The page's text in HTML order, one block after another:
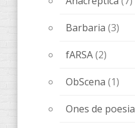
Barbaria (3)
fARSA(2)
ObScena (1)
Ones de poesia